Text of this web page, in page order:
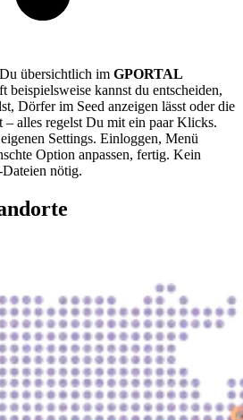
übersichtlich im GPORTAL
beispielsweise kannst du entscheiden,
Dörfer im Seed anzeigen lässt oder die
– alles regelst Du mit ein paar Klicks.
Settings. Einloggen, Menü
Option anpassen, fertig. Kein
nötig.